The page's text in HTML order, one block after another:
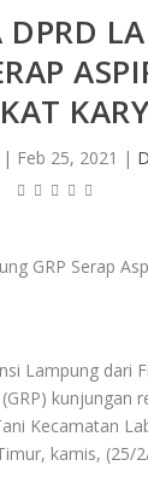
| Feb 25, 2021 |
Lampung dari
kunjungan
Kecamatan
kamis, (25/